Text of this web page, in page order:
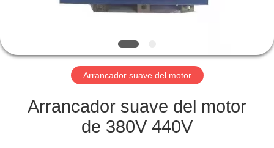
CONTROL
CALIDAD
Arrancador suave del motor
Arrancador suave del motor
de 380V 440V